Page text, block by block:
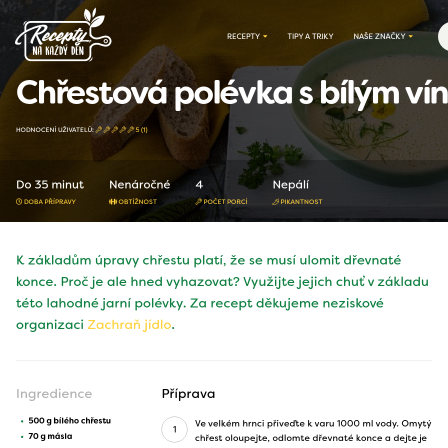
RECEPTY TIPY A TRIKY NAŠE ZNAČKY
Chřestová polévka s bílým
HODNOCENÍ UŽIVATELŮ: 5 (1)
Do 35 minut
DOBA PŘÍPRAVY
Nenáročné
OBTÍŽNOST
4
POČET PORCÍ
Nepálí
PIKANTNOST
K základům úpravy chřestu platí, že se musí ulomit dřevnaté
konce. Proč je ale hned vyhazovat? Využijte jejich chuť v základu
této lahodné jarní polévky. Za recept děkujeme neziskové
organizaci Zachraň jídlo.
Ingredience
500 g bílého chřestu
70 g másla
Příprava
Ve velkém hrnci přiveďte k varu 1000 ml vody. Omytý
chřest oloupejte, odlomte dřevnaté konce a dejte je